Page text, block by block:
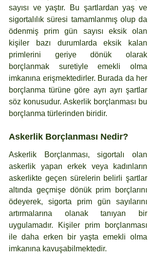
sayısı ve yaştır. Bu şartlardan yaş ve
sigortalılık süresi tamamlanmış olup da
ödenmiş prim gün sayısı eksik olan
kişiler bazı durumlarda eksik kalan
primlerini geriye dönük olarak
borçlanmak suretiyle emekli olma
imkanına erişmektedirler. Burada da her
borçlanma türüne göre ayrı ayrı şartlar
söz konusudur. Askerlik borçlanması bu
borçlanma türlerinden biridir.
Askerlik Borçlanması Nedir?
Askerlik Borçlanması, sigortalı olan
askerlik yapan erkek veya kadınların
askerlikte geçen sürelerin belirli şartlar
altında geçmişe dönük prim borçlarını
ödeyerek, sigorta prim gün sayılarını
artırmalarına olanak tanıyan bir
uygulamadır. Kişiler prim borçlanması
ile daha erken bir yaşta emekli olma
imkanına kavuşabilmektedir.